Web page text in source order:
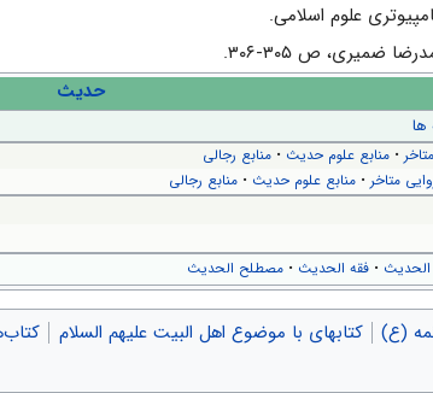
علوم اسلامی.
ضمیری، ص ۳۰۵-۳۰۶.
حدیث
ها
• منابع علوم حدیث • منابع رجالی
متاخر• منابع علوم حدیث • منابع رجالی
الحدیث • فقه الحدیث • مصطلح الحدیث
(ع) کتابهای با موضوع اهل البیت علیهم السلام